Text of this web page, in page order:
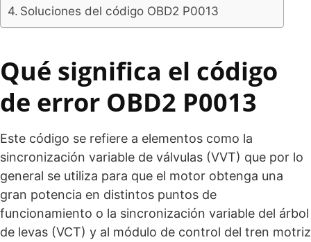
Soluciones del código OBD2 P0013
Qué significa el código
de error OBD2 P0013
Este código se refiere a elementos como la
sincronización variable de válvulas (VVT) que por lo
general se utiliza para que el motor obtenga una
gran potencia en distintos puntos de
funcionamiento o la sincronización variable del árbol
de levas (VCT) y al módulo de control del tren motriz